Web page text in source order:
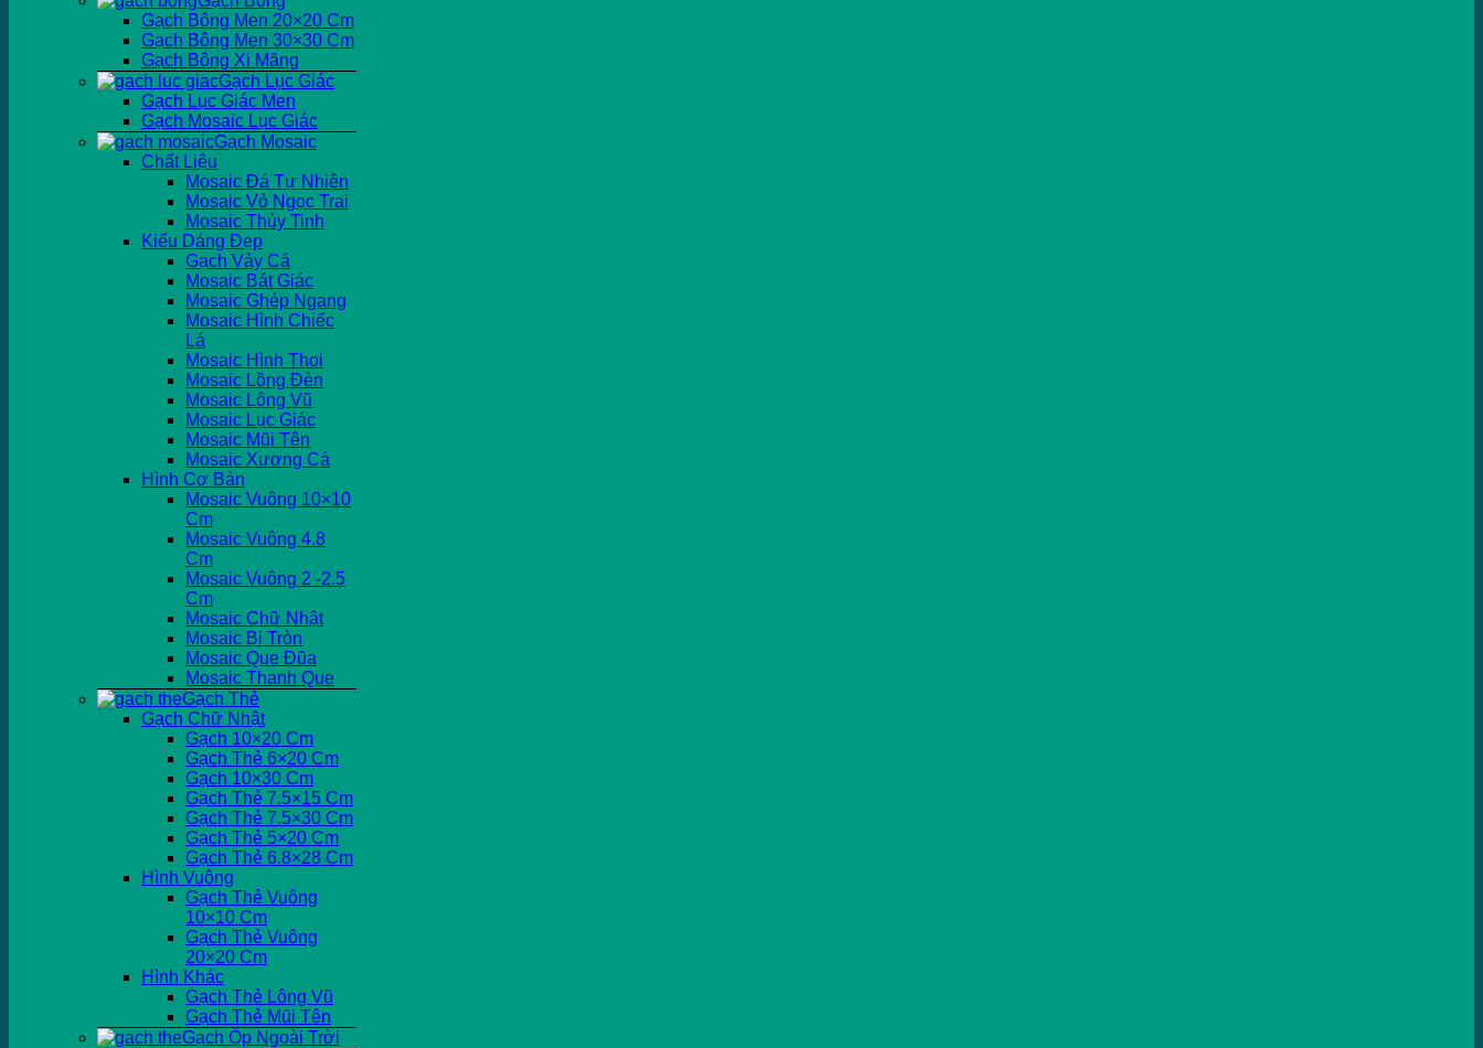
Gạch Bông Men 20×20 Cm
Gạch Bông Men 30×30 Cm
Gạch Bông Xi Măng
Gạch Lục Giác
Gạch Lục Giác Men
Gạch Mosaic Lục Giác
Gạch Mosaic
Chất Liệu
Mosaic Đá Tự Nhiên
Mosaic Vỏ Ngọc Trai
Mosaic Thủy Tinh
Kiểu Dáng Đẹp
Gạch Vảy Cá
Mosaic Bát Giác
Mosaic Ghép Ngang
Mosaic Hình Chiếc
Lá
Mosaic Hình Thoi
Mosaic Lồng Đèn
Mosaic Lông Vũ
Mosaic Lục Giác
Mosaic Mũi Tên
Mosaic Xương Cá
Hình Cơ Bản
Mosaic Vuông 10×10
Cm
Mosaic Vuông 4.8
Cm
Mosaic Vuông 2 -2.5
Cm
Mosaic Chữ Nhật
Mosaic Bi Tròn
Mosaic Que Đũa
Mosaic Thanh Que
Gạch Thẻ
Gạch Chữ Nhật
Gạch 10×20 Cm
Gạch Thẻ 6×20 Cm
Gạch 10×30 Cm
Gạch Thẻ 7.5×15 Cm
Gạch Thẻ 7.5×30 Cm
Gạch Thẻ 5×20 Cm
Gạch Thẻ 6.8×28 Cm
Hình Vuông
Gạch Thẻ Vuông
10×10 Cm
Gạch Thẻ Vuông
20×20 Cm
Hình Khác
Gạch Thẻ Lông Vũ
Gạch Thẻ Mũi Tên
Gạch Ốp Ngoài Trời